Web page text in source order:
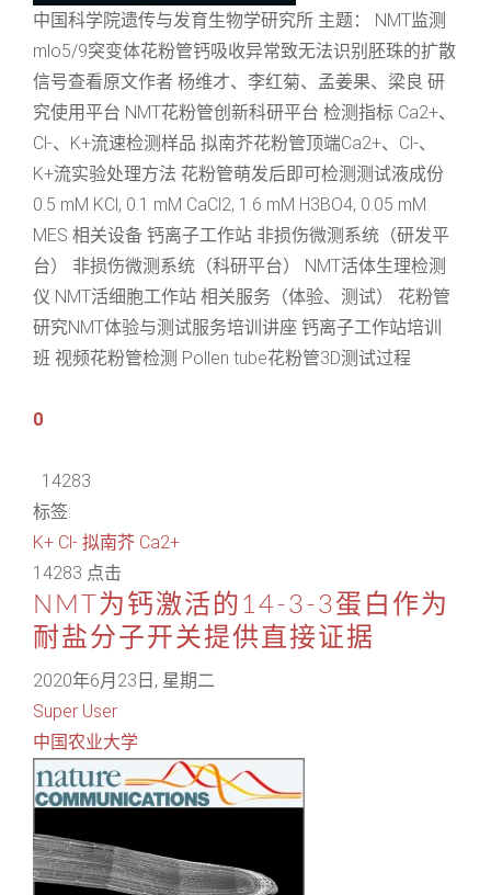
中国科学院遗传与发育生物学研究所 主题： NMT监测
mlo5/9突变体花粉管钙吸收异常致无法识别胚珠的扩散
信号查看原文作者 杨维才、李红菊、孟姜果、梁良 研
究使用平台 NMT花粉管创新科研平台 检测指标 Ca2+、
Cl-、K+流速检测样品 拟南芥花粉管顶端Ca2+、Cl-、
K+流实验处理方法 花粉管萌发后即可检测测试液成份
0.5 mM KCl, 0.1 mM CaCl2, 1.6 mM H3BO4, 0.05 mM
MES 相关设备 钙离子工作站 非损伤微测系统（研发平
台） 非损伤微测系统（科研平台） NMT活体生理检测
仪 NMT活细胞工作站 相关服务（体验、测试） 花粉管
研究NMT体验与测试服务培训讲座 钙离子工作站培训
班 视频花粉管检测 Pollen tube花粉管3D测试过程
0
14283
标签:
K+ Cl- 拟南芥 Ca2+
14283 点击
NMT为钙激活的14-3-3蛋白作为
耐盐分子开关提供直接证据
2020年6月23日, 星期二
Super User
中国农业大学